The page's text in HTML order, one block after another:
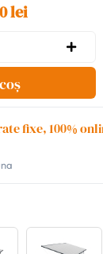
lei
fixe, 100%